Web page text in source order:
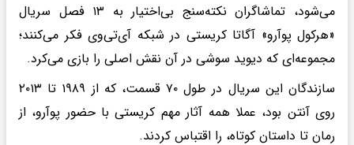
می‌شود، تماشاگران نکته‌سنج بی‌اختیار به ۱۳ فصل سریال
«هرکول پوآرو» آگاتا کریستی در شبکه آی‌تی‌وی فکر می‌کنند؛
مجموعه‌ای که دیوید سوشی در آن نقش اصلی را بازی می‌کرد.
سازندگان این سریال در طول ۷۰ قسمت، که از ۱۹۸۹ تا ۲۰۱۳
روی آنتن بود، عملا همه آثار مهم کریستی با حضور پوآرو، از
رمان تا داستان کوتاه، را اقتباس کردند.